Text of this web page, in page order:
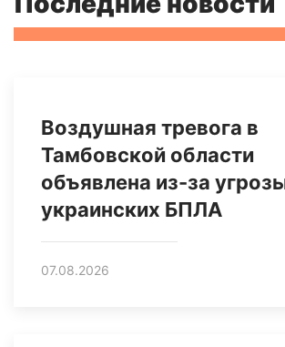
Воздушная тревога в
Тамбовской области
объявлена из-за
украинских БПЛА
07.08.2026